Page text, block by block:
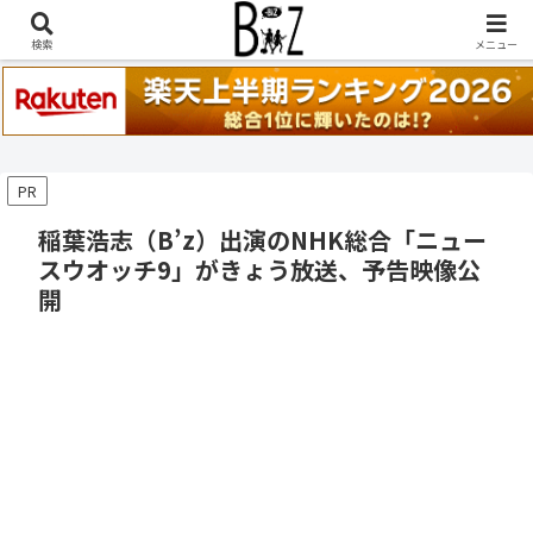
稲葉浩志『en-Zepp』『enⅣ』セトリ一覧はこちら
PR
稲葉浩志（B’z）出演のNHK総合「ニュー
スウオッチ9」がきょう放送、予告映像公
開
検索 メニュー